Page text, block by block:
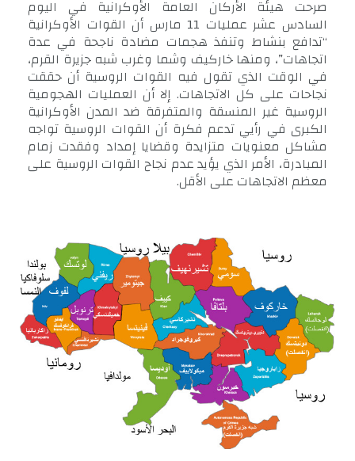
صرحت هيئة الأركان العامة الأوكرانية في اليوم
السادس عشر عمليات 11 مارس أن القوات الأوكرانية
“تدافع بنشاط وتنفذ هجمات مضادة ناجحة في عدة
اتجاهات”، ومنها خاركيف وشما وغرب شبه جزيرة القرم،
في الوقت الذي تقول فيه القوات الروسية أن حققت
نجاحات على كل الاتجاهات. إلا أن العمليات الهجومية
الروسية غير المنسقة والمتفرقة ضد المدن الأوكرانية
الكبرى في رأيي تدعم فكرة أن القوات الروسية تواجه
مشاكل معنويات متزايدة وقضايا إمداد وفقدت زمام
المبادرة، الأمر الذي يؤيد عدم نجاح القوات الروسية على
معظم الاتجاهات على الأقل.